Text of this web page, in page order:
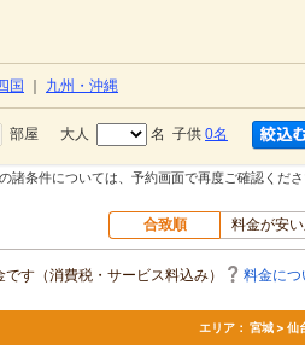
国 九州・沖縄
部屋 大人 名 子供 0名
諸条件については、予約画面で再度ご確認くださ
合致順 料金が安
す（消費税・サービス料込み） 料金につ
エリア： 宮城 > 仙